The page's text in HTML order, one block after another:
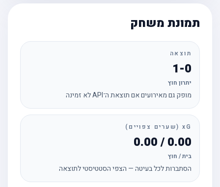
תמונת משחק
תוצאה
1-0
יתרון חוץ
מופק גם מאירועים אם תוצאת ה־API לא זמינה
xG (שערים צפויים)
0.00 / 0.00
בית / חוץ
הסתברות לכל בעיטה — הצפי הסטטיסטי לתוצאה